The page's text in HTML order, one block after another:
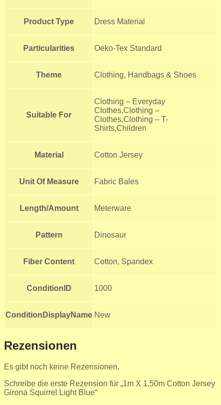
Product Type Dress Material
Particularities Oeko-Tex Standard
Theme Clothing, Handbags & Shoes
Suitable For
Clothing – Everyday
Clothes,Clothing –
Clothes,Clothing – T-
Shirts,Children
Material Cotton Jersey
Unit Of Measure Fabric Bales
Length/Amount Meterware
Pattern Dinosaur
Fiber Content Cotton, Spandex
ConditionID 1000
ConditionDisplayName New
Rezensionen
Es gibt noch keine Rezensionen.
Schreibe die erste Rezension für „1m X 1,50m Cotton Jersey
Girona Squirrel Light Blue“